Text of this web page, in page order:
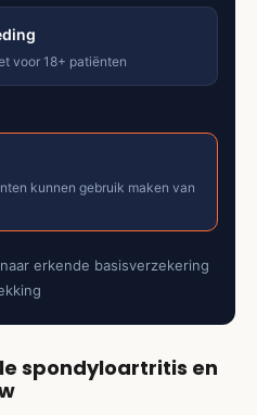
voor 18+ patiënten
kunnen gebruik maken van
erkende basisverzekering
spondyloartritis en